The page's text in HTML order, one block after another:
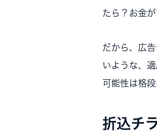
たら？お金
だから、広
いような、
可能性は格段
折込チ